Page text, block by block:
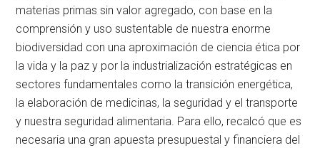
materias primas sin valor agregado, con base en la
comprensión y uso sustentable de nuestra enorme
biodiversidad con una aproximación de ciencia ética por
la vida y la paz y por la industrialización estratégicas en
sectores fundamentales como la transición energética,
la elaboración de medicinas, la seguridad y el transporte
y nuestra seguridad alimentaria. Para ello, recalcó que es
necesaria una gran apuesta presupuestal y financiera del